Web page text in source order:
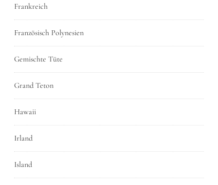
Frankreich
Französisch Polynesien
Gemischte Tüte
Grand Teton
Hawaii
Irland
Island